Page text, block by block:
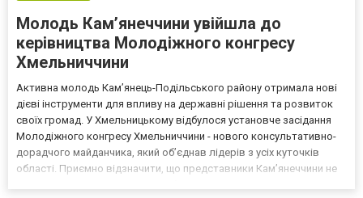
Молодь Кам’янеччини увійшла до
керівництва Молодіжного конгресу
Хмельниччини
Активна молодь Кам’янець-Подільського району отримала нові
дієві інструменти для впливу на державні рішення та розвиток
своїх громад. У Хмельницькому відбулося установче засідання
Молодіжного конгресу Хмельниччини - нового консультативно-
дорадчого майданчика, який об’єднав лідерів з усіх куточків
області. Приємно відзначити, що представники Кам’янеччини не